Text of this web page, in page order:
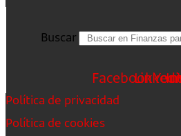
Buscar
Facebook
Política de privacidad
Política de cookies